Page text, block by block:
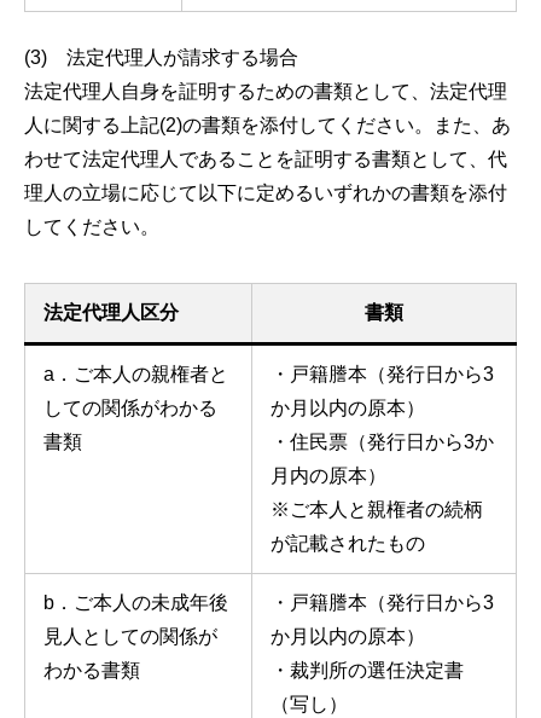
(3) 法定代理人が請求する場合
法定代理人自身を証明するための書類として、法定代理
人に関する上記(2)の書類を添付してください。また、あ
わせて法定代理人であることを証明する書類として、代
理人の立場に応じて以下に定めるいずれかの書類を添付
してください。
法定代理人区分 書類
a．ご本人の親権者と
しての関係がわかる
書類
・戸籍謄本（発行日から3
か月以内の原本）
・住民票（発行日から3か
月内の原本）
※ご本人と親権者の続柄
が記載されたもの
b．ご本人の未成年後
見人としての関係が
わかる書類
・戸籍謄本（発行日から3
か月以内の原本）
・裁判所の選任決定書
（写し）